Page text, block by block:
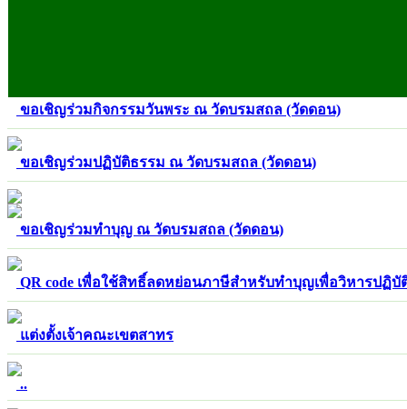
ขอเชิญร่วมกิจกรรมวันพระ ณ วัดบรมสถล (วัดดอน)
ขอเชิญร่วมปฏิบัติธรรม ณ วัดบรมสถล (วัดดอน)
ขอเชิญร่วมทำบุญ ณ วัดบรมสถล (วัดดอน)
QR code เพื่อใช้สิทธิ์ลดหย่อนภาษีสำหรับทำบุญเพื่อวิหารปฏิบั
แต่งตั้งเจ้าคณะเขตสาทร
..